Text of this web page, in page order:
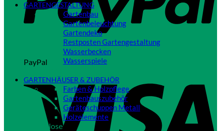
PayPal
GARTENGESTALTUNG
Gartenbau
Gartenbeleuchtung
Gartendeko
Restposten Gartengestaltung
Wasserbecken
Wasserspiele
GARTENHÄUSER & ZUBEHÖR
Farben & Holzpflege
Gartenhauszubehör
Geräteschuppen Metall
Holzelemente
Close